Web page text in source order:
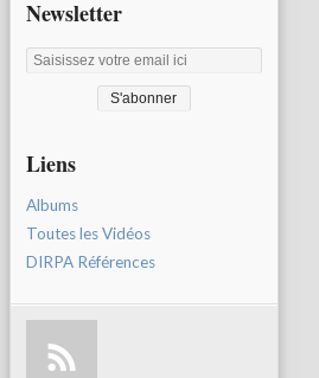
Newsletter
Liens
Albums
Toutes les Vidéos
DIRPA Références